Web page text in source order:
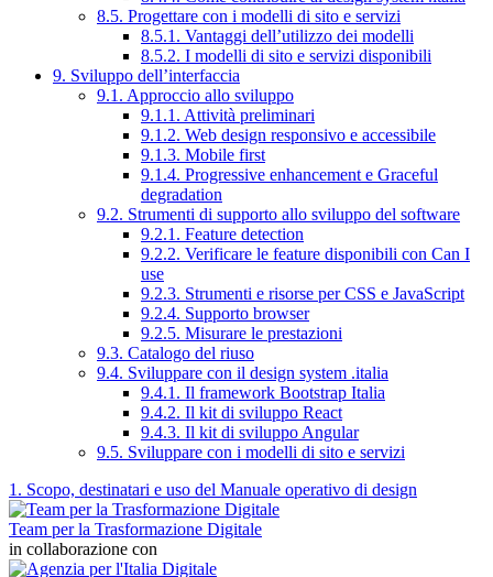
8.5. Progettare con i modelli di sito e servizi
8.5.1. Vantaggi dell’utilizzo dei modelli
8.5.2. I modelli di sito e servizi disponibili
9. Sviluppo dell’interfaccia
9.1. Approccio allo sviluppo
9.1.1. Attività preliminari
9.1.2. Web design responsivo e accessibile
9.1.3. Mobile first
9.1.4. Progressive enhancement e Graceful
degradation
9.2. Strumenti di supporto allo sviluppo del software
9.2.1. Feature detection
9.2.2. Verificare le feature disponibili con Can I
use
9.2.3. Strumenti e risorse per CSS e JavaScript
9.2.4. Supporto browser
9.2.5. Misurare le prestazioni
9.3. Catalogo del riuso
9.4. Sviluppare con il design system .italia
9.4.1. Il framework Bootstrap Italia
9.4.2. Il kit di sviluppo React
9.4.3. Il kit di sviluppo Angular
9.5. Sviluppare con i modelli di sito e servizi
1. Scopo, destinatari e uso del Manuale operativo di design
Team per la Trasformazione Digitale
in collaborazione con